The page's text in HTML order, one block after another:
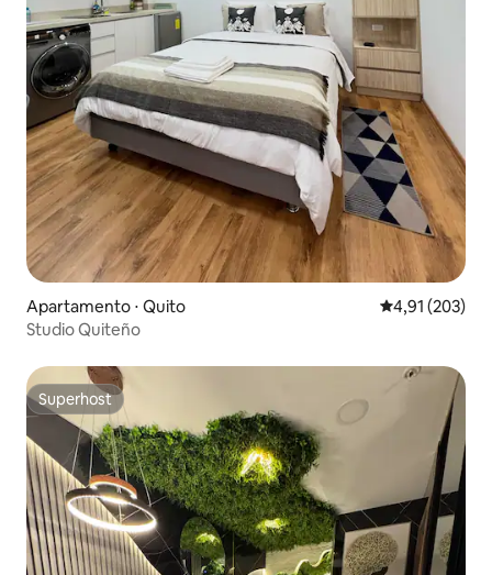
Apartamento ⋅ Quito 4,91 de uma
4,91 (203)
Studio Quiteño
Superhost
Superhost